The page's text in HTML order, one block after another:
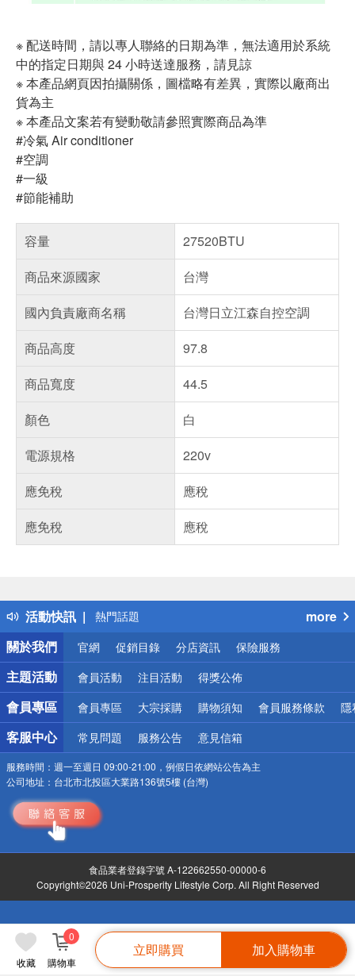
收藏 購物車
0
立即購買 加入購物車
※ 配送時間，請以專人聯絡的日期為準，無法適用於系統
中的指定日期與 24 小時送達服務，請見諒
※ 本產品網頁因拍攝關係，圖檔略有差異，實際以廠商出
貨為主
※ 本產品文案若有變動敬請參照實際商品為準
#冷氣 Air conditioner
#空調
#一級
#節能補助
容量
27520BTU
商品來源國家
台灣
國內負責廠商名稱
台灣日立江森自控空調
商品高度
97.8
商品寬度
44.5
顏色
白
電源規格
220v
應免稅
應稅
應免稅
應稅
活動快訊
得獎公告
熱門話題
銀行優惠
偏遠地區配送
詐騙網頁！請小心！
more
關於我們
官網 促銷目錄 分店資訊 保險服務
主題活動 會員活動 注目活動 得獎公佈
會員專區 會員專區 大宗採購 購物須知 會員服務條款 隱
客服中心 常見問題 服務公告 意見信箱
服務時間： 週一至週日 09:00-21:00，例假日依網站公告為主
公司地址： 台北市北投區大業路136號5樓 (台灣)
食品業者登錄字號 A-122662550-00000-6
Copyright©2026 Uni-Prosperity Lifestyle Corp. All Right Reserved